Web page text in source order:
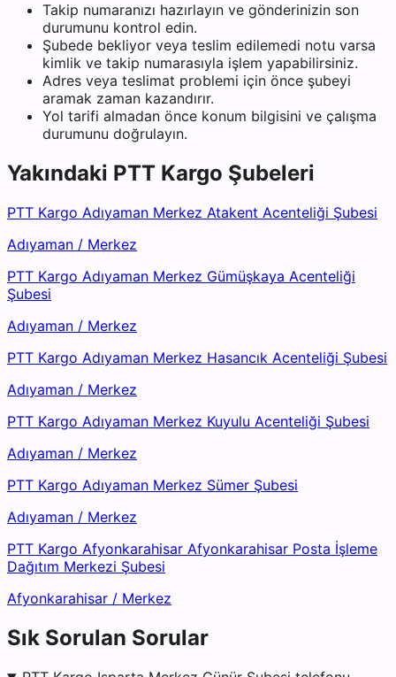
Takip numaranızı hazırlayın ve gönderinizin son
durumunu kontrol edin.
Şubede bekliyor veya teslim edilemedi notu varsa
kimlik ve takip numarasıyla işlem yapabilirsiniz.
Adres veya teslimat problemi için önce şubeyi
aramak zaman kazandırır.
Yol tarifi almadan önce konum bilgisini ve çalışma
durumunu doğrulayın.
Yakındaki PTT Kargo Şubeleri
PTT Kargo Adıyaman Merkez Atakent Acenteliği Şubesi
Adıyaman / Merkez
PTT Kargo Adıyaman Merkez Gümüşkaya Acenteliği
Şubesi
Adıyaman / Merkez
PTT Kargo Adıyaman Merkez Hasancık Acenteliği Şubesi
Adıyaman / Merkez
PTT Kargo Adıyaman Merkez Kuyulu Acenteliği Şubesi
Adıyaman / Merkez
PTT Kargo Adıyaman Merkez Sümer Şubesi
Adıyaman / Merkez
PTT Kargo Afyonkarahisar Afyonkarahisar Posta İşleme
Dağıtım Merkezi Şubesi
Afyonkarahisar / Merkez
Sık Sorulan Sorular